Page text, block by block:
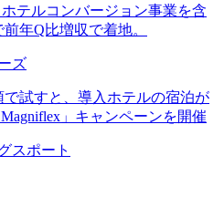
テルコンバージョン事業を含
年Q比増収で着地。
ズ
試すと、導入ホテルの宿泊が
」キャンペーンを開催
スポート